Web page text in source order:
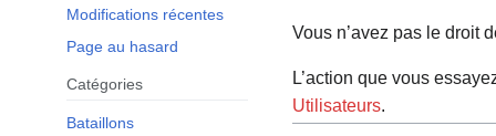
Modifications récentes
Page au hasard
Catégories
Bataillons
Vous n’avez pas le droit
L’action que vous
Utilisateurs.